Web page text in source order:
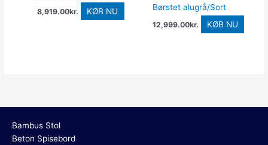
8,919.00kr. KØB NU
Børstet alugrå/Sort
12,999.00kr. KØB NU
Bambus Stol
Beton Spisebord